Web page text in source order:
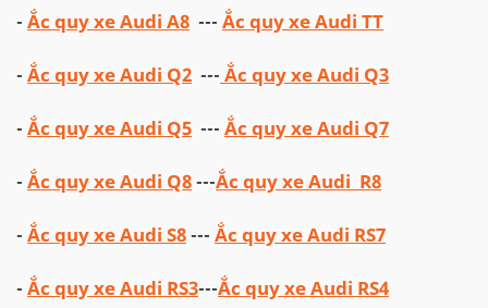
- Ắc quy xe Audi A8 --- Ắc quy xe Audi TT
- Ắc quy xe Audi Q2 --- Ắc quy xe Audi Q3
- Ắc quy xe Audi Q5 --- Ắc quy xe Audi Q7
- Ắc quy xe Audi Q8---Ắc quy xe Audi R8
- Ắc quy xe Audi S8--- Ắc quy xe Audi RS7
- Ắc quy xe Audi RS3---Ắc quy xe Audi RS4